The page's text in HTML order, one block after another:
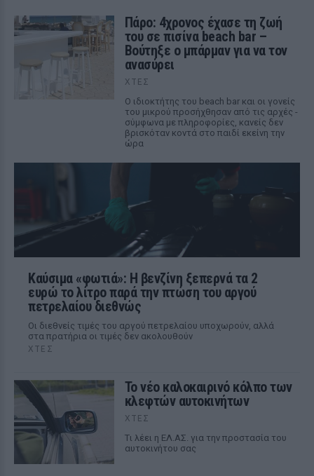
Πάρο: 4χρονος έχασε τη ζωή
του σε πισίνα beach bar –
Βούτηξε ο μπάρμαν για να τον
ανασύρει
ΧΤΕΣ
Ο ιδιοκτήτης του beach bar και οι γονείς
του μικρού προσήχθησαν από τις αρχές -
σύμφωνα με πληροφορίες, κανείς δεν
βρισκόταν κοντά στο παιδί εκείνη την
ώρα
Καύσιμα «φωτιά»: Η βενζίνη ξεπερνά τα 2
ευρώ το λίτρο παρά την πτώση του αργού
πετρελαίου διεθνώς
Οι διεθνείς τιμές του αργού πετρελαίου υποχωρούν, αλλά
στα πρατήρια οι τιμές δεν ακολουθούν
ΧΤΕΣ
Το νέο καλοκαιρινό κόλπο των
κλεφτών αυτοκινήτων
ΧΤΕΣ
Tι λέει η ΕΛ.ΑΣ. για την προστασία του
αυτοκινήτου σας